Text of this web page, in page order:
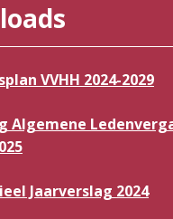
VVHH 2024-2029
Algemene
Jaarverslag 2024